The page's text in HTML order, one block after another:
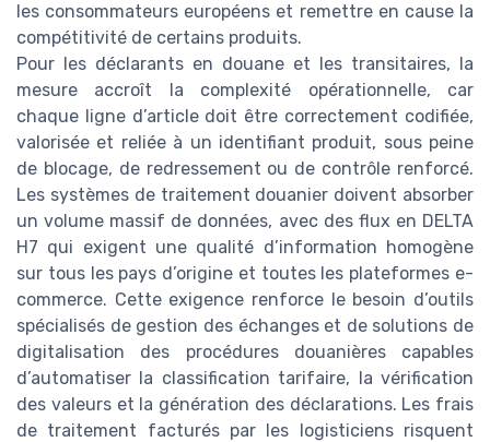
les consommateurs européens et remettre en cause la
compétitivité de certains produits.
Pour les déclarants en douane et les transitaires, la
mesure accroît la complexité opérationnelle, car
chaque ligne d’article doit être correctement codifiée,
valorisée et reliée à un identifiant produit, sous peine
de blocage, de redressement ou de contrôle renforcé.
Les systèmes de traitement douanier doivent absorber
un volume massif de données, avec des flux en DELTA
H7 qui exigent une qualité d’information homogène
sur tous les pays d’origine et toutes les plateformes e-
commerce. Cette exigence renforce le besoin d’outils
spécialisés de gestion des échanges et de solutions de
digitalisation des procédures douanières capables
d’automatiser la classification tarifaire, la vérification
des valeurs et la génération des déclarations. Les frais
de traitement facturés par les logisticiens risquent